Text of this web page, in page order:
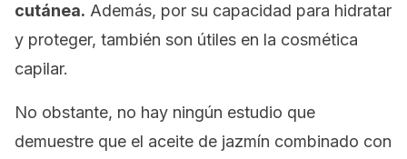
cutánea. Además, por su capacidad para hidratar
y proteger, también son útiles en la cosmética
capilar.
No obstante, no hay ningún estudio que
demuestre que el aceite de jazmín combinado con